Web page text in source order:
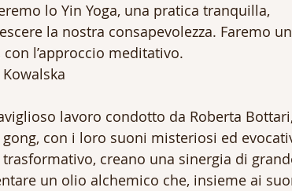
lo Yin Yoga, una pratica tranquilla,
la nostra consapevolezza. Faremo
l’approccio meditativo.
lavoro condotto da Roberta Bottari,
con i loro suoni misteriosi ed
creano una sinergia di
un olio alchemico che, insieme ai